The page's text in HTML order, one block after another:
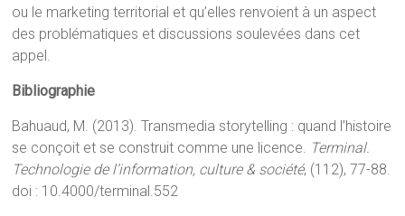
ou le marketing territorial et qu’elles renvoient à un aspect
des problématiques et discussions soulevées dans cet
appel.
Bibliographie
Bahuaud, M. (2013). Transmedia storytelling : quand l’histoire
se conçoit et se construit comme une licence. Terminal.
Technologie de l’information, culture & société, (112), 77-88.
doi : 10.4000/terminal.552